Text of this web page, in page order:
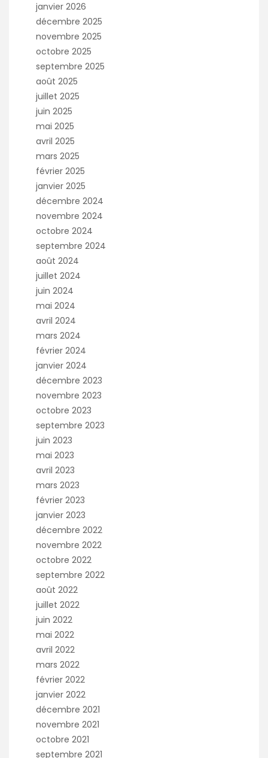
janvier 2026
décembre 2025
novembre 2025
octobre 2025
septembre 2025
août 2025
juillet 2025
juin 2025
mai 2025
avril 2025
mars 2025
février 2025
janvier 2025
décembre 2024
novembre 2024
octobre 2024
septembre 2024
août 2024
juillet 2024
juin 2024
mai 2024
avril 2024
mars 2024
février 2024
janvier 2024
décembre 2023
novembre 2023
octobre 2023
septembre 2023
juin 2023
mai 2023
avril 2023
mars 2023
février 2023
janvier 2023
décembre 2022
novembre 2022
octobre 2022
septembre 2022
août 2022
juillet 2022
juin 2022
mai 2022
avril 2022
mars 2022
février 2022
janvier 2022
décembre 2021
novembre 2021
octobre 2021
septembre 2021